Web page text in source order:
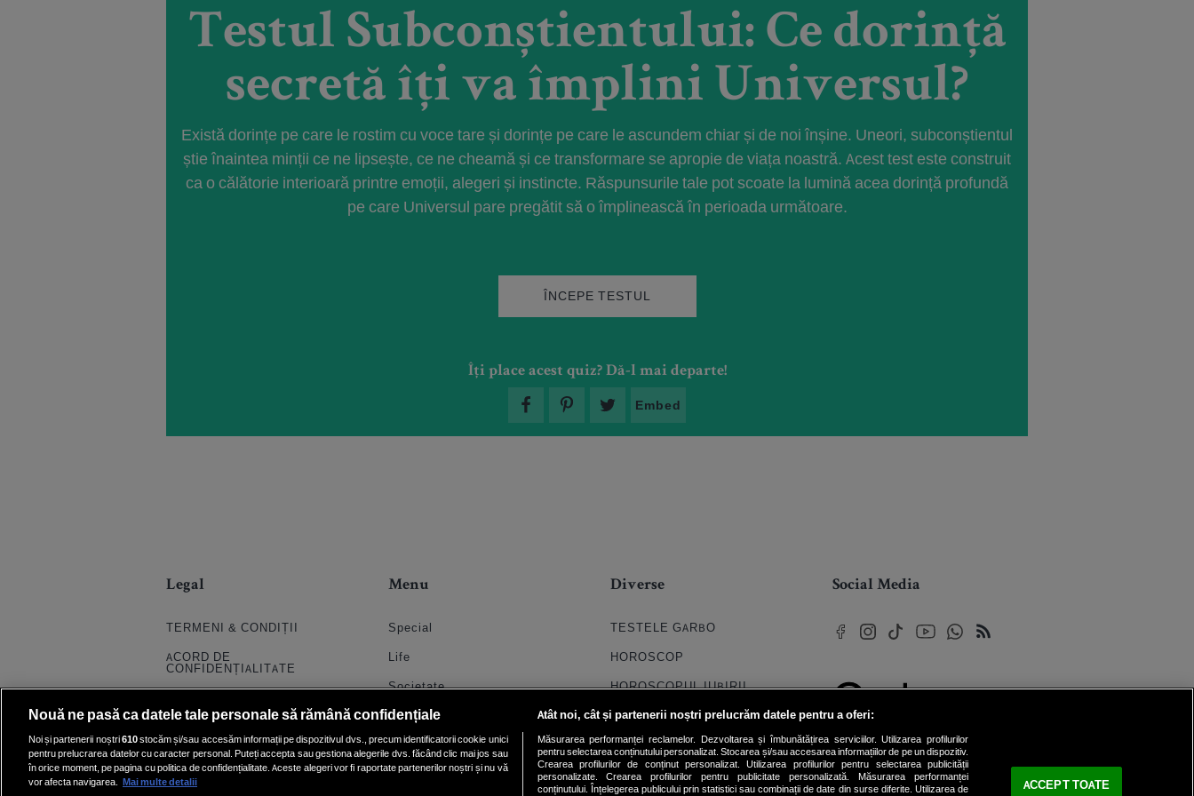
Testul Subconștientului: Ce dorință
secretă îți va împlini Universul?
Există dorințe pe care le rostim cu voce tare și dorințe pe care le ascundem chiar și de noi înșine. Uneori, subconștientul
știe înaintea minții ce ne lipsește, ce ne cheamă și ce transformare se apropie de viața noastră. Acest test este construit
ca o călătorie interioară printre emoții, alegeri și instincte. Răspunsurile tale pot scoate la lumină acea dorință profundă
pe care Universul pare pregătit să o împlinească în perioada următoare.
ÎNCEPE TESTUL
Îți place acest quiz? Dă-l mai departe!
Embed
Legal
TERMENI & CONDIȚII
ACORD DE
CONFIDENȚIALITATE
PRELUCRAREA DATELOR
CONTACT
SETĂRI COOKIE
Menu
Special
Life
Societate
Stil
Horoscop
Quiz
Diverse
TESTELE GARBO
HOROSCOP
HOROSCOPUL IUBIRII
FORUMURI
TRATAMENTE NATURISTE
DICTIONARE NUME
Social Media
Toate drepturile rezervate
Nouă ne pasă ca datele tale personale să rămână confidențiale
Noi și partenerii noștri610stocăm și/sau accesăm informații pe dispozitivul dvs., precum identificatorii cookie unici
pentru prelucrarea datelor cu caracter personal. Puteți accepta sau gestiona alegerile dvs. făcând clic mai jos sau
în orice moment, pe pagina cu politica de confidențialitate. Aceste alegeri vor fi raportate partenerilor noștri și nu vă
vor afecta navigarea. Mai multe detalii
Atât noi, cât și partenerii noștri prelucrăm datele pentru a oferi:
Măsurarea performanței reclamelor. Dezvoltarea și îmbunătățirea serviciilor. Utilizarea profilurilor
pentru selectarea conținutului personalizat. Stocarea și/sau accesarea informațiilor de pe un dispozitiv.
Crearea profilurilor de conținut personalizat. Utilizarea profilurilor pentru selectarea publicității
personalizate. Crearea profilurilor pentru publicitate personalizată. Măsurarea performanței
conținutului. Înțelegerea publicului prin statistici sau combinații de date din surse diferite. Utilizarea de
ACCEPT TOATE